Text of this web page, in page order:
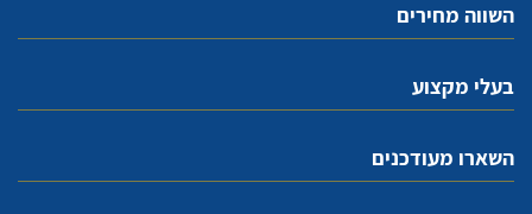
השווה מחירים
בעלי מקצוע
השארו מעודכנים